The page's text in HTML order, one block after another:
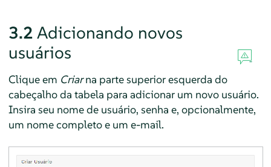
3.2 Adicionando novos
usuários
Clique em Criarna parte superior esquerda do
cabeçalho da tabela para adicionar um novo usuário.
Insira seu nome de usuário, senha e, opcionalmente,
um nome completo e um e-mail.